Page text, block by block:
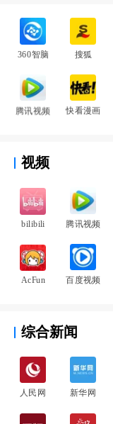
360智脑 搜狐
腾讯视频 快看漫画
视频
bilibili 腾讯视频
AcFun 百度视频
综合新闻
人民网 新华网